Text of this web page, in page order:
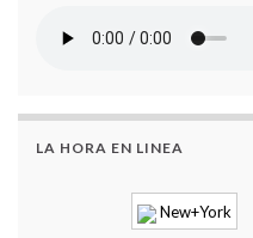
LA HORA EN LINEA
New+York